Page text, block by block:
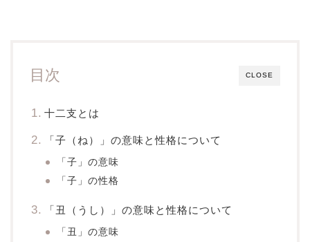
CLOSE
目次
十二支とは
「子（ね）」の意味と性格について
「子」の意味
「子」の性格
「丑（うし）」の意味と性格について
「丑」の意味